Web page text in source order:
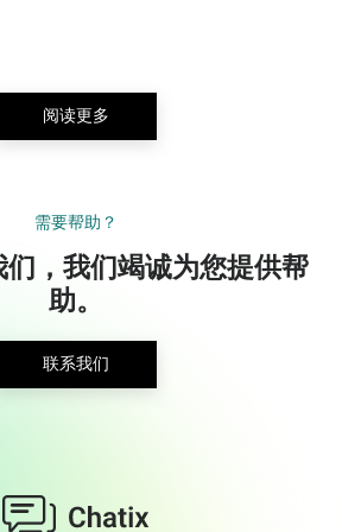
阅读更多
需要帮助？
，我们竭诚为您提供帮
助。
联系我们